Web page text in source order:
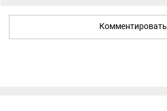
Комментировать